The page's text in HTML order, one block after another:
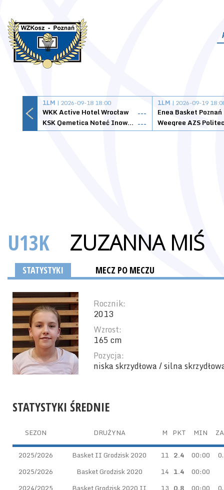
1LM | 2026-09-18 18:00
WKK Active Hotel Wrocław
---
KSK Qemetica Noteć Inowrocław ---
1LM | 2026-09-19
Enea Basket Poznań
U13K ZUZANNA MIŚ
STATYSTYKI MECZ PO MECZU
Rocznik:
2013
Wzrost:
165 cm
Pozycja:
niska skrzydłowa / silna
STATYSTYKI ŚREDNIE
SEZON DRUŻYNA M PKT MIN
2025/2026 Basket II Grodzisk 2020 11 2.4 00:00
2025/2026
Basket Grodzisk 2020 14 1.4
00:00